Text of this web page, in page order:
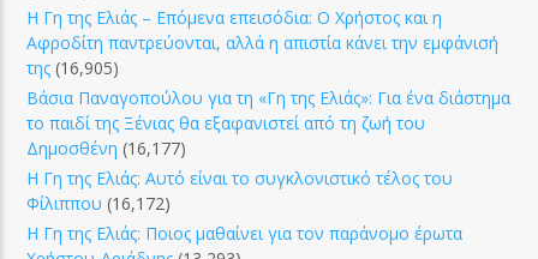
Η Γη της Ελιάς – Επόμενα επεισόδια: Ο Χρήστος και η
Αφροδίτη παντρεύονται, αλλά η απιστία κάνει την εμφάνισή
της (16,905)
Βάσια Παναγοπούλου για τη «Γη της Ελιάς»: Για ένα διάστημα
το παιδί της Ξένιας θα εξαφανιστεί από τη ζωή του
Δημοσθένη (16,177)
Η Γη της Ελιάς: Αυτό είναι το συγκλονιστικό τέλος του
Φίλιππου (16,172)
Η Γη της Ελιάς: Ποιος μαθαίνει για τον παράνομο έρωτα